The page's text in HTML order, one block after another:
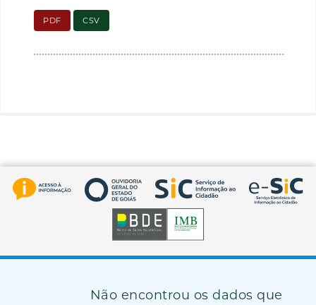
PDF CSV
Não encontrou os dados que